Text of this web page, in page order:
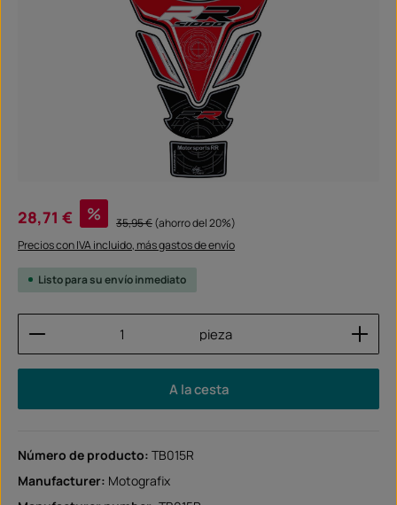
Precio de venta:
28,71 € % Precio normal:
35,95 €(ahorro del 20%)
Precios con IVA incluido, más gastos de envío
Listo para su envío inmediato
Cantidad del producto: introduce la cantidad
pieza
A la cesta
Número de producto: TB015R
Manufacturer: Motografix